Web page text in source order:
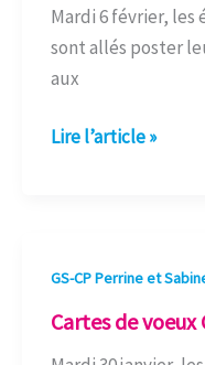
Mardi 6 février, les
sont allés poster
aux
de
voeux
PS-
Lire l’article »
GS-CP Perrine et
Cartes de voeux
Cartes
voeux